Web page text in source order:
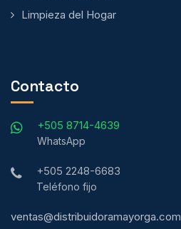
Limpieza del Hogar
Contacto
+505 8714-4639
WhatsApp
+505 2248-6683
Teléfono fijo
ventas@distribuidoramayorga.com